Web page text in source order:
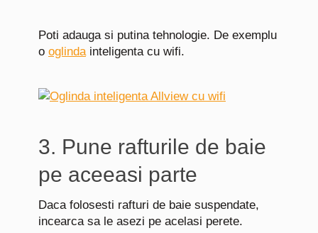
Poti adauga si putina tehnologie. De exemplu
o oglinda inteligenta cu wifi.
3. Pune rafturile de baie
pe aceeasi parte
Daca folosesti rafturi de baie suspendate,
incearca sa le asezi pe acelasi perete.